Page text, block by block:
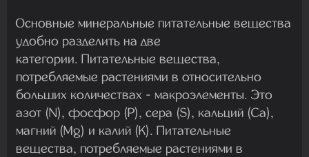
Основные минеральные питательные вещества
удобно разделить на две
категории. Питательные вещества,
потребляемые растениями в относительно
больших количествах - макроэлементы. Это
азот (N), фосфор (P), сера (S), кальций (Ca),
магний (Mg) и калий (K). Питательные
вещества, потребляемые растениями в